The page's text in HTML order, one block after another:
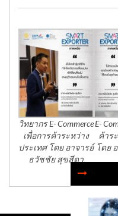
วิทยากร E- Commerce
เพื่อการค้าระหว่าง
ประเทศ โดย อาจารย์
ธวัชชัย สุขสีดา
E-
ค้าร
โดย